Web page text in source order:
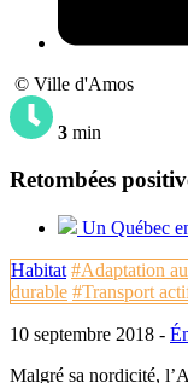
© Ville d'Amos
3 min
Retombées
Un Québec
Habitat #Adaptation
durable #Transport
10 septembre 2018 -
Malgré sa nordicité,